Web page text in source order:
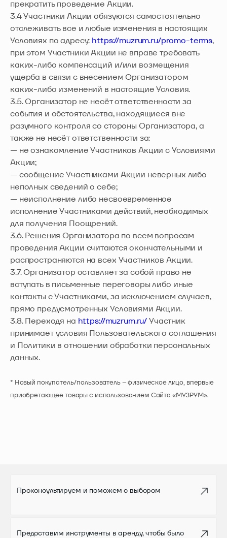
прекратить проведение Акции.
3.4 Участники Акции обязуются самостоятельно
отслеживать все и любые изменения в настоящих
Условиях по адресу: https://muzrum.ru/promo-terms,
при этом Участники Акции не вправе требовать
каких-либо компенсаций и/или возмещения
ущерба в связи с внесением Организатором
каких-либо изменений в настоящие Условия.
3.5. Организатор не несёт ответственности за
события и обстоятельства, находящиеся вне
разумного контроля со стороны Организатора, а
также не несёт ответственности за:
— не ознакомление Участников Акции с Условиями
Акции;
— сообщение Участниками Акции неверных либо
неполных сведений о себе;
— неисполнение либо несвоевременное
исполнение Участниками действий, необходимых
для получения Поощрений.
3.6. Решения Организатора по всем вопросам
проведения Акции считаются окончательными и
распространяются на всех Участников Акции.
3.7. Организатор оставляет за собой право не
вступать в письменные переговоры либо иные
контакты с Участниками, за исключением случаев,
прямо предусмотренных Условиями Акции.
3.8. Переходя на https://muzrum.ru/Участник
принимает условия Пользовательского соглашения
и Политики в отношении обработки персональных
данных.
* Новый покупатель/пользователь – физическое лицо, впервые
приобретающее товары с использованием Сайта «МУЗРУМ».
Проконсультируем и поможемс выбором
Предоставим инструменты в аренду,чтобы было